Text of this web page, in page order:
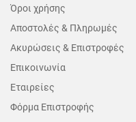
Όροι χρήσης
Αποστολές & Πληρωμές
Ακυρώσεις & Επιστροφές
Επικοινωνία
Εταιρείες
Φόρμα Επιστροφής